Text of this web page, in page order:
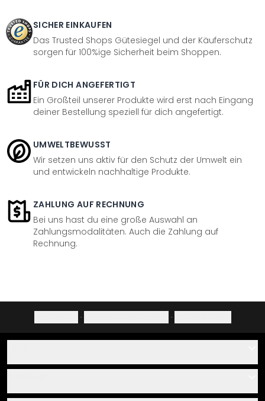
SICHER EINKAUFEN
Das Trusted Shops Gütesiegel und der Käuferschutz
sorgen für 100%ige Sicherheit beim Shoppen.
FÜR DICH ANGEFERTIGT
Ein Großteil unserer Produkte wird erst nach Eingang
deiner Bestellung speziell für dich angefertigt.
UMWELTBEWUSST
Wir setzen uns aktiv für den Schutz der Umwelt ein
und entwickeln nachhaltige Produkte.
ZAHLUNG AUF RECHNUNG
Bei uns hast du eine große Auswahl an
Zahlungsmodalitäten. Auch die Zahlung auf
Rechnung.
· ·
Über uns